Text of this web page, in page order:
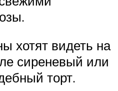
хотят видеть на
сиреневый или
торт.